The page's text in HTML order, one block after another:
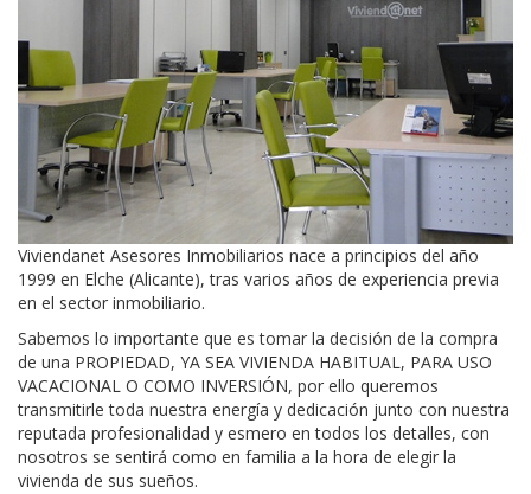
Viviendanet Asesores Inmobiliarios nace a principios del año
1999 en Elche (Alicante), tras varios años de experiencia previa
en el sector inmobiliario.
Sabemos lo importante que es tomar la decisión de la compra
de una PROPIEDAD, YA SEA VIVIENDA HABITUAL, PARA USO
VACACIONAL O COMO INVERSIÓN, por ello queremos
transmitirle toda nuestra energía y dedicación junto con nuestra
reputada profesionalidad y esmero en todos los detalles, con
nosotros se sentirá como en familia a la hora de elegir la
vivienda de sus sueños.